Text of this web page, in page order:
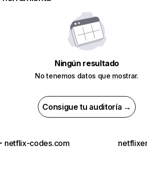
Ningún resultado
No tenemos datos que mostrar.
Consigue tu auditoría →
netflix-codes.com